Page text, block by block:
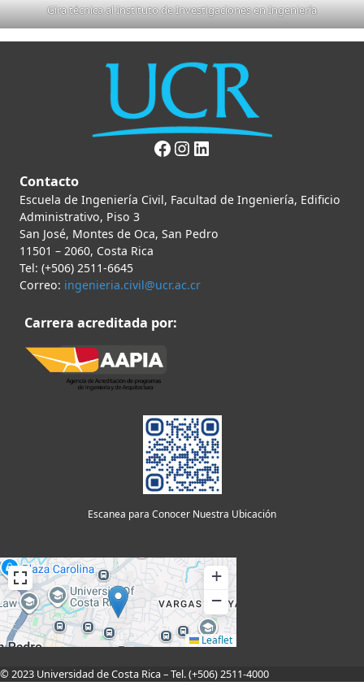
Gira técnica al Instituto de Investigaciones en Ingeniería
Contacto
Escuela de Ingeniería Civil, Facultad de Ingeniería, Edificio
Administrativo, Piso 3
San José, Montes de Oca, San Pedro
11501 – 2060, Costa Rica
Tel: (+506) 2511-6645
Correo: ingenieria.civil@ucr.ac.cr
Carrera acreditada por:
Escanea para Conocer Nuestra Ubicación
+
−
Leaflet
© 2023 Universidad de Costa Rica – Tel. (+506) 2511-4000